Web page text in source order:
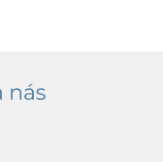
nás